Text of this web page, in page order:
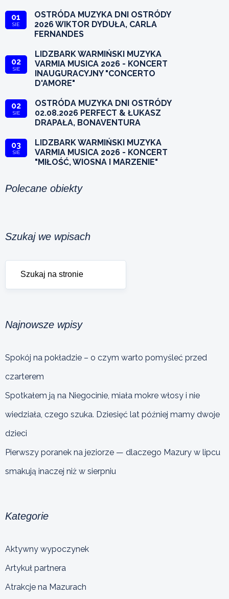
01
SIE
OSTRÓDA MUZYKA DNI OSTRÓDY
2026 WIKTOR DYDUŁA, CARLA
FERNANDES
02
SIE
LIDZBARK WARMIŃSKI MUZYKA
VARMIA MUSICA 2026 - KONCERT
INAUGURACYJNY "CONCERTO
D'AMORE"
02
SIE
OSTRÓDA MUZYKA DNI OSTRÓDY
02.08.2026 PERFECT & ŁUKASZ
DRAPAŁA, BONAVENTURA
03
SIE
LIDZBARK WARMIŃSKI MUZYKA
VARMIA MUSICA 2026 - KONCERT
"MIŁOŚĆ, WIOSNA I MARZENIE"
Polecane obiekty
Szukaj we wpisach
Najnowsze wpisy
Spokój na pokładzie – o czym warto pomyśleć przed
czarterem
Spotkałem ją na Niegocinie, miała mokre włosy i nie
wiedziała, czego szuka. Dziesięć lat później mamy dwoje
dzieci
Pierwszy poranek na jeziorze — dlaczego Mazury w lipcu
smakują inaczej niż w sierpniu
Kategorie
Aktywny wypoczynek
Artykuł partnera
Atrakcje na Mazurach